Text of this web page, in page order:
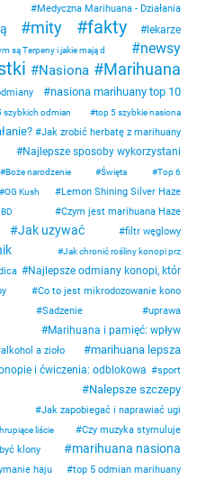
Medyczna Marihuana - Działania
mity fakty lekarze
są Terpeny i jakie mają d newsy
Nasiona Marihuana
nasiona marihuany top 10
szybkich odmian top 5 szybkie nasiona
Jak zrobić herbatę z marihuany
Najlepsze sposoby wykorzystani
Boże narodzenie Święta
Top 6
OG Kush
Lemon Shining Silver Haze
Czym jest marihuana Haze
Jak uzywać
filtr węglowy
Jak chronić rośliny konopi prz
Najlepsze odmiany konopi, któr
Co to jest mikrodozowanie kono
Sadzenie uprawa
Marihuana i pamięć: wpływ
alkohol a zioło marihuana lepsza
i ćwiczenia: odblokowa
sport
Nalepsze szczepy
Jak zapobiegać i naprawiać ugi
liście
Czy muzyka stymuluje
klony marihuana nasiona
haju
top 5 odmian marihuany